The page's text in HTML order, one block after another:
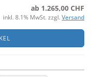
ab 1.265,00 CHF
inkl. 8.1% MwSt. zzgl. Versand